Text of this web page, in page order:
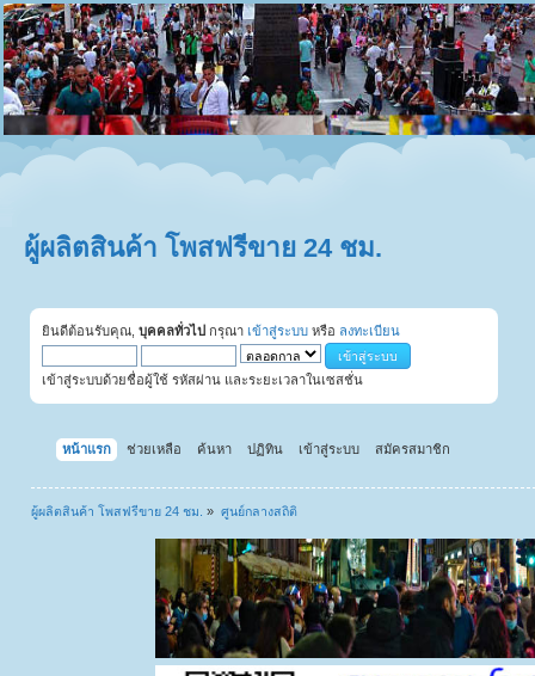
ผู้ผลิตสินค้า โพสฟรีขาย 24 ชม.
ยินดีต้อนรับคุณ, บุคคลทั่วไป กรุณา เข้าสู่ระบบ หรือ ลงทะเบียน
เข้าสู่ระบบด้วยชื่อผู้ใช้ รหัสผ่าน และระยะเวลาในเซสชั่น
หน้าแรก ช่วยเหลือ ค้นหา ปฏิทิน เข้าสู่ระบบ สมัครสมาชิก
ผู้ผลิตสินค้า โพสฟรีขาย 24 ชม. » ศูนย์กลางสถิติ